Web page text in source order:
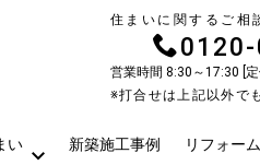
住まいに関するご相
営業時間 8:30～17:30 [
※打合せは上記以外で
い 新築施工事例 リフォーム